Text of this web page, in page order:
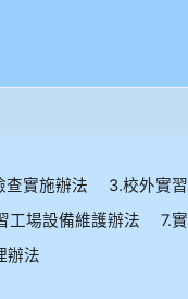
查實施辦法 3.校外實
場設備維護辦法 7.實
辦法